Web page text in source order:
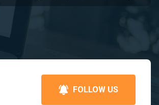
FOLLOW US